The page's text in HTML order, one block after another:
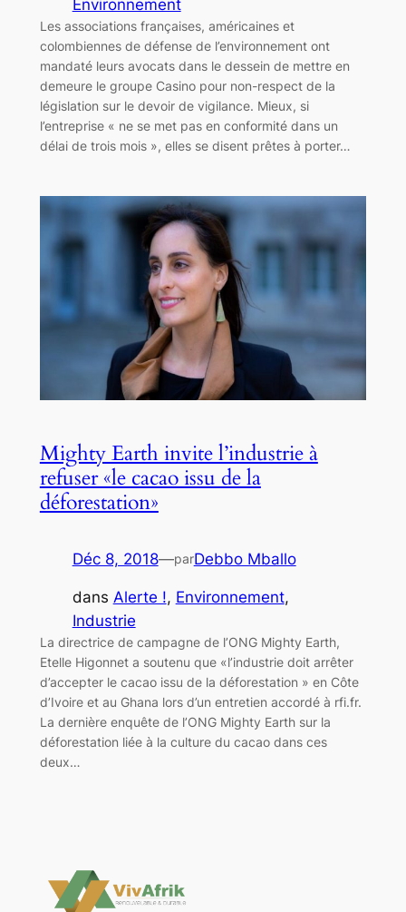
Environnement
Les associations françaises, américaines et
colombiennes de défense de l’environnement ont
mandaté leurs avocats dans le dessein de mettre en
demeure le groupe Casino pour non-respect de la
législation sur le devoir de vigilance. Mieux, si
l’entreprise « ne se met pas en conformité dans un
délai de trois mois », elles se disent prêtes à porter…
Mighty Earth invite l’industrie à
refuser «le cacao issu de la
déforestation»
Déc 8, 2018—parDebbo Mballo
dans Alerte !, Environnement
Industrie
La directrice de campagne de l’ONG Mighty Earth,
Etelle Higonnet a soutenu que «l’industrie doit arrêter
d’accepter le cacao issu de la déforestation » en Côte
d’Ivoire et au Ghana lors d’un entretien accordé à rfi.fr.
La dernière enquête de l’ONG Mighty Earth sur la
déforestation liée à la culture du cacao dans ces
deux…